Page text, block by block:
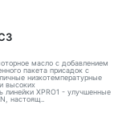
масло с добавлением
пакета присадок с
низкотемпературные
высоких
линейки XPRO1 - улучшенные
настоящ..